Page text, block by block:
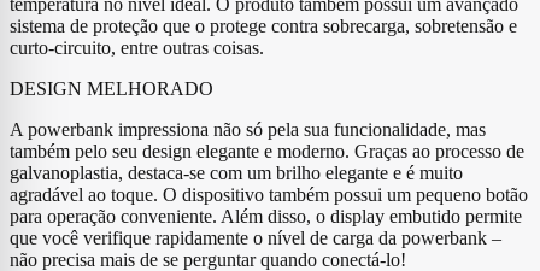
sistema de proteção que o protege contra sobrecarga, sobretensão e
curto-circuito, entre outras coisas.
DESIGN MELHORADO
A powerbank impressiona não só pela sua funcionalidade, mas
também pelo seu design elegante e moderno. Graças ao processo de
galvanoplastia, destaca-se com um brilho elegante e é muito
agradável ao toque. O dispositivo também possui um pequeno botão
para operação conveniente. Além disso, o display embutido permite
que você verifique rapidamente o nível de carga da powerbank –
não precisa mais de se perguntar quando conectá-lo!